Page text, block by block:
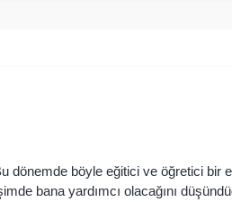
dönemde böyle eğitici ve öğretici bir
bana yardımcı olacağını